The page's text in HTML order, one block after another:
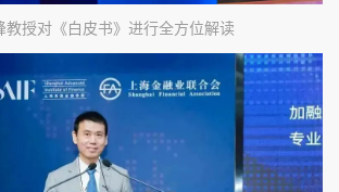
授对《白皮书》进行全方位解读